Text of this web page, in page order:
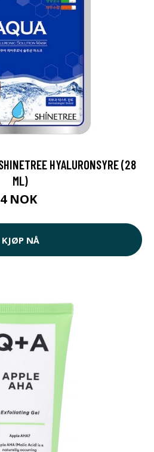
HYALURONSYRE (28
ML)
NOK
KJØP NÅ